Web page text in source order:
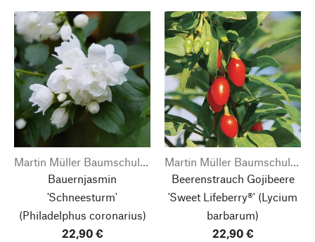
Martin Müller Baumschulen
Bauernjasmin
'Schneesturm'
(Philadelphus coronarius)
22,90 €
Martin Müller Baumschulen
Beerenstrauch Gojibeere
'Sweet Lifeberry®' (Lycium
barbarum)
22,90 €